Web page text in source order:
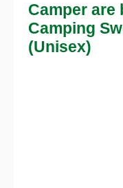
Camper are
Camping
(Unisex)